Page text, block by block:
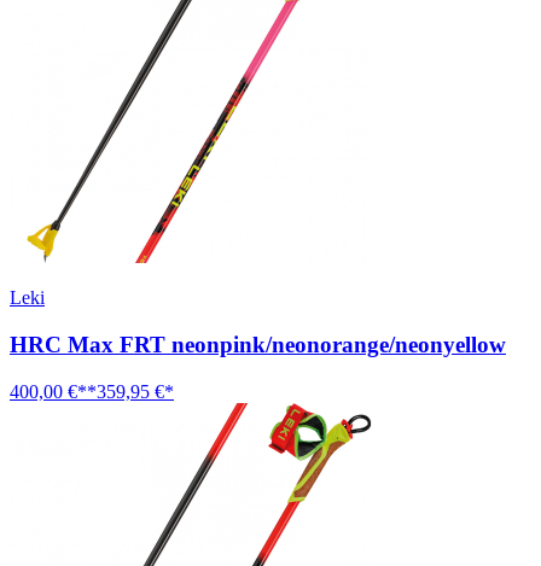
Leki
HRC Max FRT neonpink/neonorange/neonyellow
400,00 €**359,95 €*